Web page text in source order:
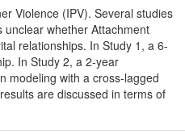
Violence (IPV). Several studies
unclear whether Attachment
relationships. In Study 1, a 6-
In Study 2, a 2-year
modeling with a cross-lagged
are discussed in terms of